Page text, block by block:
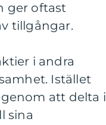
ger oftast
tillgångar.
i andra
Istället
att delta i
sina